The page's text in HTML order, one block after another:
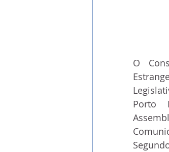
O
Porto